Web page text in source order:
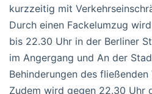
kurzzeitig mit
Durch einen Fackelumzug
bis 22.30 Uhr in der Berliner
im Angergang und An der
Behinderungen des fließenden
Zudem wird gegen 22.30 Uhr